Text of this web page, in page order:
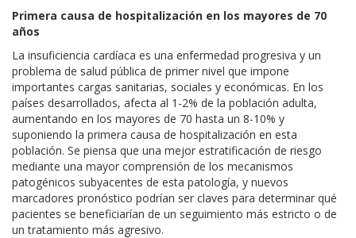
Primera causa de hospitalización en los mayores de 70
años
La insuficiencia cardíaca es una enfermedad progresiva y un
problema de salud pública de primer nivel que impone
importantes cargas sanitarias, sociales y económicas. En los
países desarrollados, afecta al 1-2% de la población adulta,
aumentando en los mayores de 70 hasta un 8-10% y
suponiendo la primera causa de hospitalización en esta
población. Se piensa que una mejor estratificación de riesgo
mediante una mayor comprensión de los mecanismos
patogénicos subyacentes de esta patología, y nuevos
marcadores pronóstico podrían ser claves para determinar qué
pacientes se beneficiarían de un seguimiento más estricto o de
un tratamiento más agresivo.